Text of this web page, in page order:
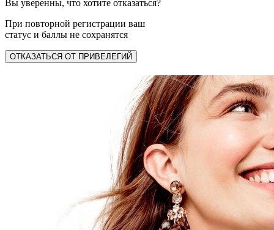
Вы уверенны, что хотите отказаться?
При повторной регистрации ваш
статус и баллы не сохранятся
ОТКАЗАТЬСЯ ОТ ПРИВЕЛЕГИЙ